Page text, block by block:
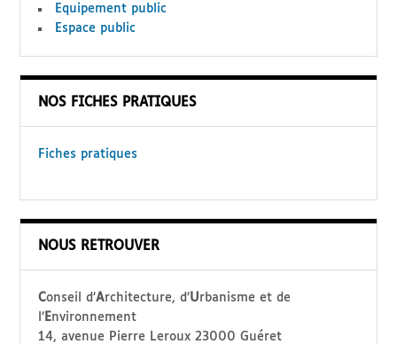
Equipement public
Espace public
NOS FICHES PRATIQUES
Fiches pratiques
NOUS RETROUVER
Conseil d’Architecture, d’Urbanisme et de
l’ Environnement
14, avenue Pierre Leroux 23000 Guéret